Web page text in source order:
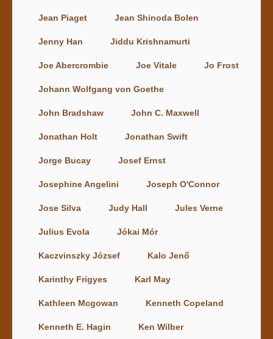
Jean Piaget Jean Shinoda Bolen
Jenny Han Jiddu Krishnamurti
Joe Abercrombie Joe Vitale Jo Frost
Johann Wolfgang von Goethe
John Bradshaw John C. Maxwell
Jonathan Holt Jonathan Swift
Jorge Bucay Josef Ernst
Josephine Angelini Joseph O'Connor
Jose Silva Judy Hall Jules Verne
Julius Evola Jókai Mór
Kaczvinszky József Kalo Jenő
Karinthy Frigyes Karl May
Kathleen Mcgowan Kenneth Copeland
Kenneth E. Hagin Ken Wilber